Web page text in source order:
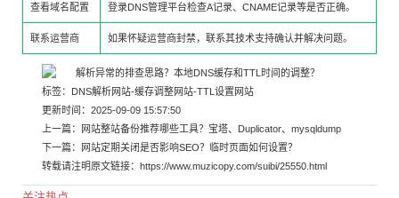
查看域名配置 登录DNS管理平台检查A记录、CNAME记录等是否正确。
联系运营商 如果怀疑运营商封禁，联系其技术支持确认并解决问题。
标签： DNS解析网站-缓存调整网站-TTL设置网站
更新时间：2025-09-09 15:57:50
上一篇： 网站整站备份推荐哪些工具？宝塔、Duplicator、mysqldump
下一篇： 网站定期关闭是否影响SEO？临时页面如何设置？
转载请注明原文链接： https://www.muzicopy.com/suibi/25550.html